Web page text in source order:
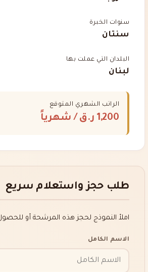
سنوات الخبرة
سنتان
البلدان التي عملت بها
لبنان
الراتب الشهري المتوقع
1,200 ر.ق / شهرياً
طلب حجز واستعلام سريع
املأ النموذج لحجز هذه المرشحة أو
الاسم الكامل